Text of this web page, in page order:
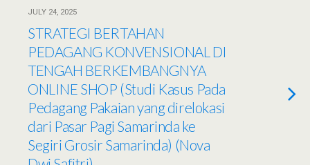
JULY 24, 2025
STRATEGI BERTAHAN
PEDAGANG KONVENSIONAL DI
TENGAH BERKEMBANGNYA
ONLINE SHOP (Studi Kasus Pada
Pedagang Pakaian yang direlokasi
dari Pasar Pagi Samarinda ke
Segiri Grosir Samarinda) (Nova